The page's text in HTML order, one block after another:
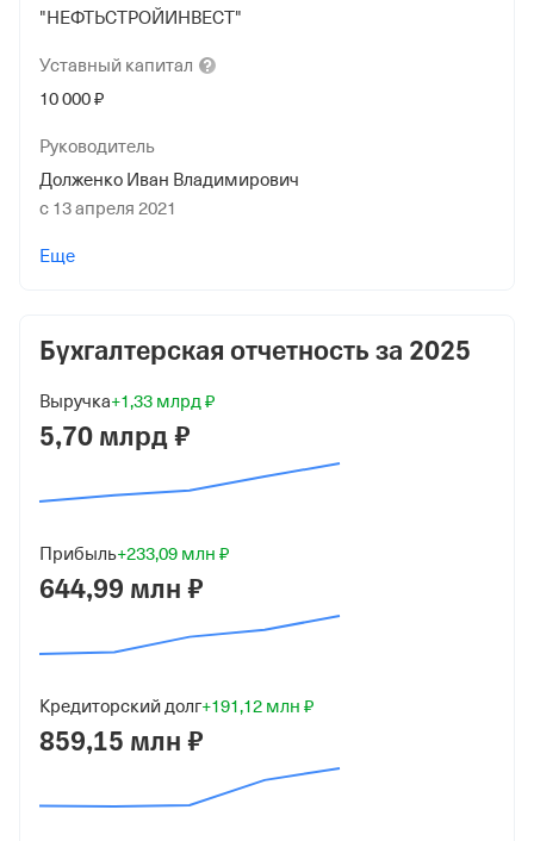
"НЕФТЬСТРОЙИНВЕСТ"
Уставный капитал
10 000 ₽
Руководитель
Долженко Иван Владимирович
с 13 апреля 2021
18 ноября 2009
ЗАО "НЕФТЬСТРОЙИНВЕСТ"
Юридический адрес
628680, Ханты-Мансийский Автономный округ - Югра,
ИНН
ОГРН
от 18 ноября 2009
КПП
860501001
Регистрация ФНС
Еще
Бухгалтерская отчетность за 2025
Выручка+1,33 млрд ₽
5,70 млрд ₽
Прибыль+233,09 млн ₽
644,99 млн ₽
Кредиторский долг+191,12 млн ₽
859,15 млн ₽